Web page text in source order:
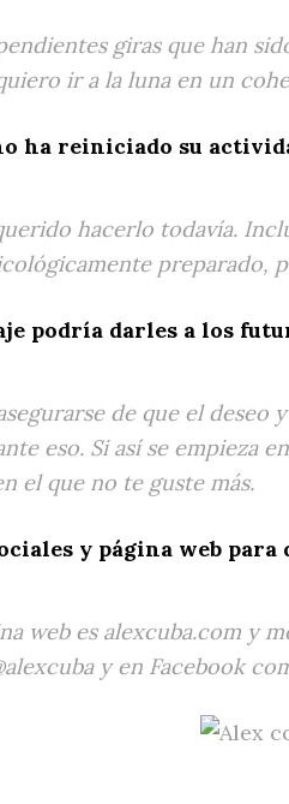
giras que han
ir a la luna en un
ha reiniciado su
hacerlo todavía.
preparado,
podría darles a los
de que el deseo
eso. Si así se empieza
el que no te guste más.
y página web para
web es alexcuba.com y
y en Facebook